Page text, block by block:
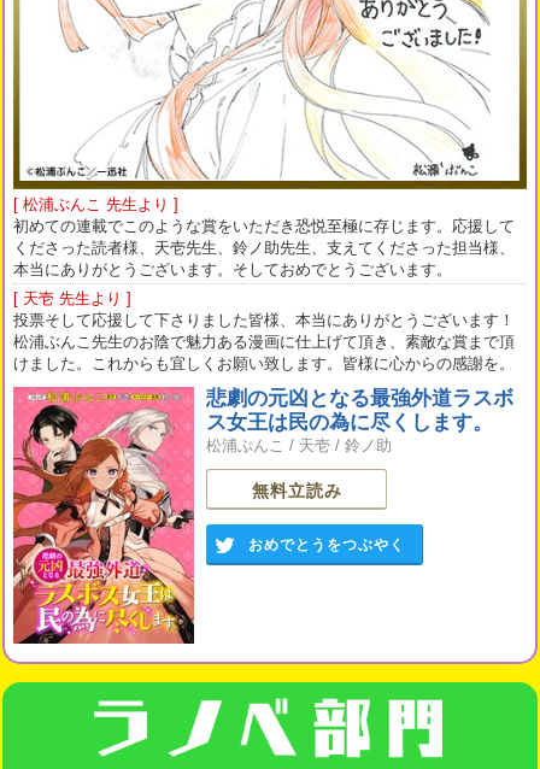
[ 松浦ぶんこ 先生より ]
初めての連載でこのような賞をいただき恐悦至極に存じます。応援して
くださった読者様、天壱先生、鈴ノ助先生、支えてくださった担当様、
本当にありがとうございます。そしておめでとうございます。
[ 天壱 先生より ]
投票そして応援して下さりました皆様、本当にありがとうございます！
松浦ぶんこ先生のお陰で魅力ある漫画に仕上げて頂き、素敵な賞まで頂
けました。これからも宜しくお願い致します。皆様に心からの感謝を。
悲劇の元凶となる最強外道ラスボ
ス女王は民の為に尽くします。
松浦ぶんこ / 天壱 / 鈴ノ助
無料立読み
おめでとうをつぶやく